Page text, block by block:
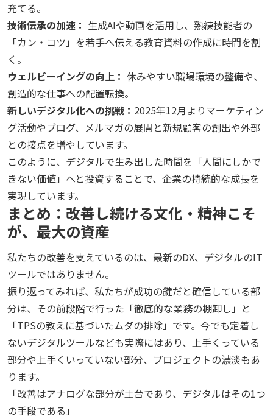
充てる。
技術伝承の加速： 生成AIや動画を活用し、熟練技能者の
「カン・コツ」を若手へ伝える教育資料の作成に時間を割
く。
ウェルビーイングの向上： 休みやすい職場環境の整備や、
創造的な仕事への配置転換。
新しいデジタル化への挑戦： 2025年12月よりマーケティン
グ活動やブログ、メルマガの展開と新規顧客の創出や外部
との接点を増やしています。
このように、デジタルで生み出した時間を「人間にしかで
きない価値」へと投資することで、企業の持続的な成長を
実現しています。
まとめ：改善し続ける文化・精神こそ
が、最大の資産
私たちの改善を支えているのは、最新のDX、デジタルのIT
ツールではありません。
振り返ってみれば、私たちが成功の鍵だと確信している部
分は、その前段階で行った「徹底的な業務の棚卸し」と
「TPSの教えに基づいたムダの排除」です。今でも定着し
ないデジタルツールなども実際にはあり、上手くっている
部分や上手くいっていない部分、プロジェクトの濃淡もあ
ります。
「改善はアナログな部分が土台であり、デジタルはその1つ
の手段である」